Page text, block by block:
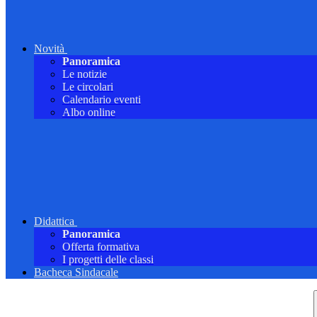
Novità
Panoramica
Le notizie
Le circolari
Calendario eventi
Albo online
Didattica
Panoramica
Offerta formativa
I progetti delle classi
Bacheca Sindacale